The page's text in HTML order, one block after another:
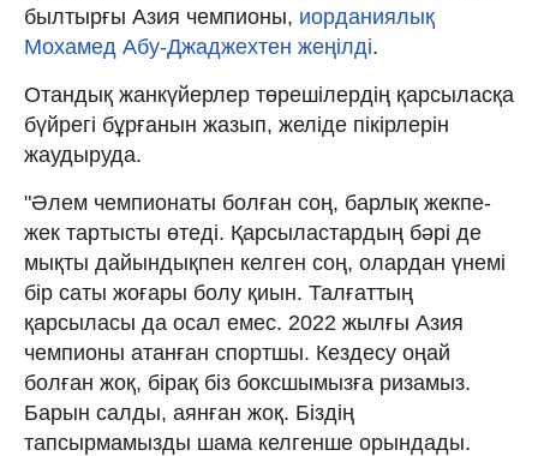
былтырғы Азия чемпионы, иорданиялық
Мохамед Абу-Джаджехтен жеңілді.
Отандық жанкүйерлер төрешілердің қарсыласқа
бүйрегі бұрғанын жазып, желіде пікірлерін
жаудыруда.
"Әлем чемпионаты болған соң, барлық жекпе-
жек тартысты өтеді. Қарсыластардың бәрі де
мықты дайындықпен келген соң, олардан үнемі
бір саты жоғары болу қиын. Талғаттың
қарсыласы да осал емес. 2022 жылғы Азия
чемпионы атанған спортшы. Кездесу оңай
болған жоқ, бірақ біз боксшымызға ризамыз.
Барын салды, аянған жоқ. Біздің
тапсырмамызды шама келгенше орындады.